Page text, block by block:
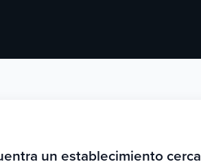
un establecimiento cerca